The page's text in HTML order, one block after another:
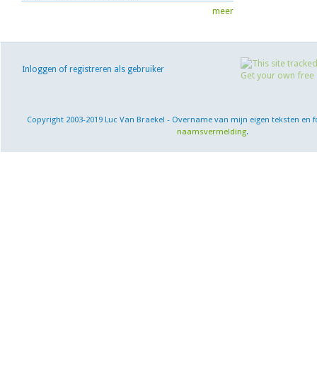
meer
Inloggen of registreren als gebruiker
Copyright 2003-2019 Luc Van Braekel - Overname van mijn eigen teksten en
naamsvermelding.